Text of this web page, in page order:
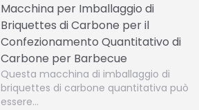
Macchina per Imballaggio di
Briquettes di Carbone per il
Confezionamento Quantitativo di
Carbone per Barbecue
Questa macchina di imballaggio di
briquettes di carbone quantitativa può
essere…